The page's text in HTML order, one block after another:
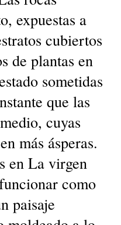
expuestas a
cubiertos
de plantas en
sometidas
que las
cuyas
más ásperas.
en La virgen
como
paisaje